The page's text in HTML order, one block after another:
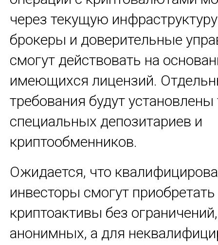
через текущую
брокеры и доверительные
смогут действовать на
имеющихся лицензий.
требования будут
специальных депозитариев и
криптообменников.
Ожидается, что
инвесторы смогут приобретать
криптоактивы без
анонимных, а для